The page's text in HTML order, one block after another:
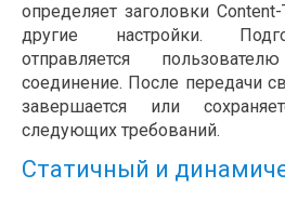
определяет заголовки
другие настройки.
отправляется
соединение. После передачи
завершается или
следующих требований.
Статичный и